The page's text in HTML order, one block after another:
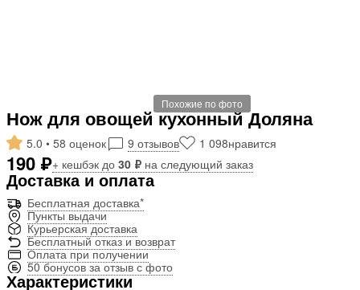
Похожие по фото
Нож для овощей кухонный Доляна
5.0 • 58 оценок 9 отзывов 1 098нравится
190 ₽+ кешбэк до 30 ₽ на следующий заказ
Доставка и оплата
Бесплатная доставка*
Пункты выдачи
Курьерская доставка
Бесплатный отказ и возврат
Оплата при получении
50 бонусов за отзыв с фото
Характеристики